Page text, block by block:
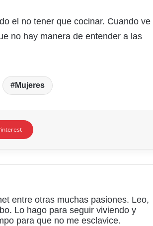
el no tener que cocinar. Cuando ve
no hay manera de entender a las
Mujeres
entre otras muchas pasiones. Leo,
Lo hago para seguir viviendo y
para que no me esclavice.